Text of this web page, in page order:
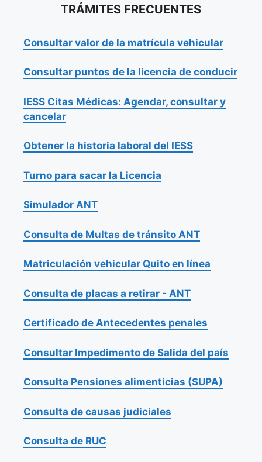
TRÁMITES FRECUENTES
Consultar valor de la matrícula vehicular
Consultar puntos de la licencia de conducir
IESS Citas Médicas: Agendar, consultar y
cancelar
Obtener la historia laboral del IESS
Turno para sacar la Licencia
Simulador ANT
Consulta de Multas de tránsito ANT
Matriculación vehicular Quito en línea
Consulta de placas a retirar - ANT
Certificado de Antecedentes penales
Consultar Impedimento de Salida del país
Consulta Pensiones alimenticias (SUPA)
Consulta de causas judiciales
Consulta de RUC